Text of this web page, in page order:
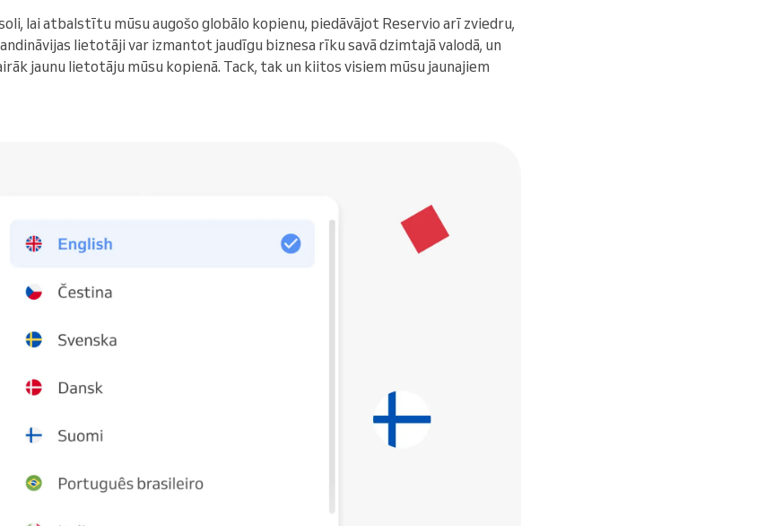
lai atbalstītu mūsu augošo globālo kopienu, piedāvājot Reservio arī zviedru,
lietotāji var izmantot jaudīgu biznesa rīku savā dzimtajā valodā, un
jaunu lietotāju mūsu kopienā. Tack, tak un kiitos visiem mūsu jaunajiem